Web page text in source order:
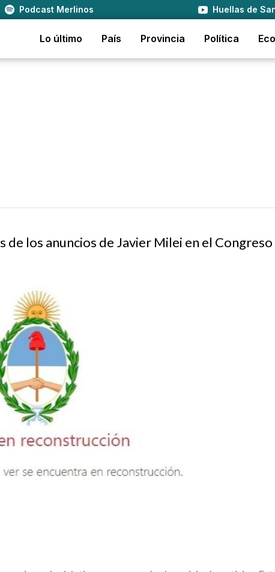
Podcast Merlinos Huellas de
Lo último País Provincia Política
de los anuncios de Javier Milei en el Congreso